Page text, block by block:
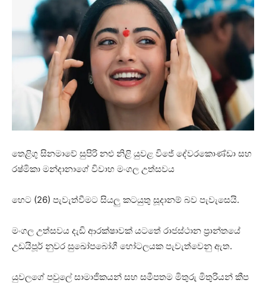
තෙළිගු සිනමාවේ සුපිරි නළු නිළි යුවළ විජේ දේවරකොණ්ඩා සහ
රෂ්මිකා මන්දානාගේ විවාහ මංගල උත්සවය
හෙට (26) පැවැත්වීමට සියලු කටයුතු සූදානම් බව පැවැසෙයි.
මංගල උත්සවය දැඩි ආරක්ෂාවක් යටතේ රාජස්ථාන ප්‍රාන්තයේ
උඩයිපූර් නුවර සුඛෝපබෝගී හෝටලයක පැවැත්වෙනු ඇත.
යුවලගේ පවුලේ සාමාජිකයන් සහ සමීපතම මිතුරු මිතුරියන් කීප